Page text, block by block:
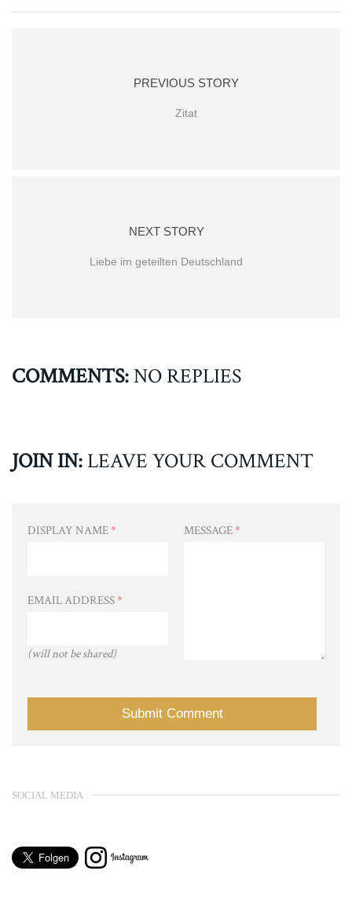
PREVIOUS STORY
Zitat
NEXT STORY
Liebe im geteilten Deutschland
COMMENTS:NO REPLIES
JOIN IN: LEAVE YOUR COMMENT
DISPLAY NAME*
EMAIL ADDRESS*
(will not be shared)
MESSAGE*
SOCIAL MEDIA